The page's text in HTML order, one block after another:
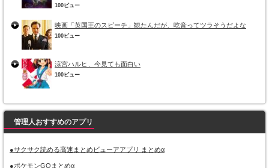
100ビュー
映画「英国王のスピーチ」観たんだが、吃音ってツラそうだよな
100ビュー
涼宮ハルヒ、今見ても面白い
100ビュー
管理人おすすめのアプリ
●サクサク読める高速まとめビューアアプリ まとめα
●ポケモンGOまとめα